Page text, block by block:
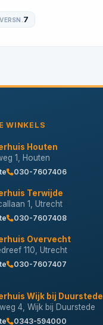
VERSN. 7
WINKELS
Houten
1, Houten
030-7607406
Terwijde
1, Utrecht
030-7607408
Overvecht
110, Utrecht
030-7607407
Wijk bij Duurstede
4, Wijk bij Duurstede
0343-594000